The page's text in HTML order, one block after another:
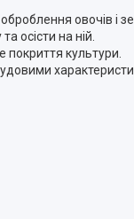
овочів і
осісти на ній.
покриття культури.